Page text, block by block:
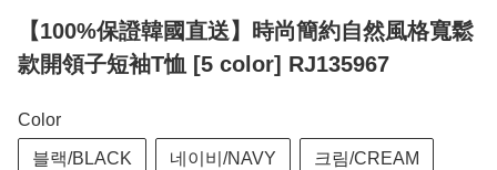
【100%保證韓國直送】時尚簡約自然風格寬鬆
款開領子短袖T恤 [5 color] RJ135967
Color
블랙/BLACK 네이비/NAVY 크림/CREAM